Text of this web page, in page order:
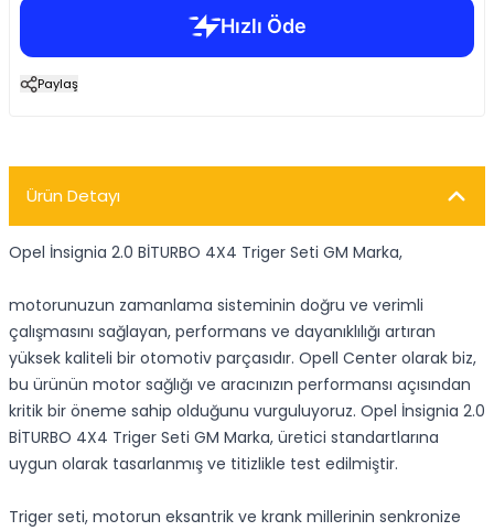
Paylaş
Ürün Detayı
Opel İnsignia 2.0 BİTURBO 4X4 Triger Seti GM Marka,
motorunuzun zamanlama sisteminin doğru ve verimli
çalışmasını sağlayan, performans ve dayanıklılığı artıran
yüksek kaliteli bir otomotiv parçasıdır. Opell Center olarak biz,
bu ürünün motor sağlığı ve aracınızın performansı açısından
kritik bir öneme sahip olduğunu vurguluyoruz. Opel İnsignia 2.0
BİTURBO 4X4 Triger Seti GM Marka, üretici standartlarına
uygun olarak tasarlanmış ve titizlikle test edilmiştir.
Triger seti, motorun eksantrik ve krank millerinin senkronize